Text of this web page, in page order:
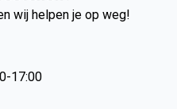
wij helpen je op weg!
17:00